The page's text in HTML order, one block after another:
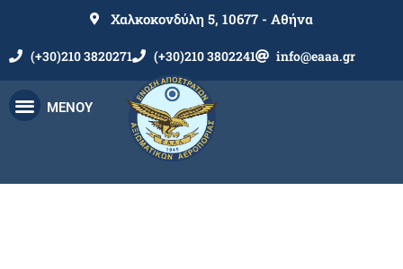
Χαλκοκονδύλη 5, 10677 - Αθήνα
(+30)210 3820271 (+30)210 3802241 info@eaaa.gr
ΜΕΝΟΥ